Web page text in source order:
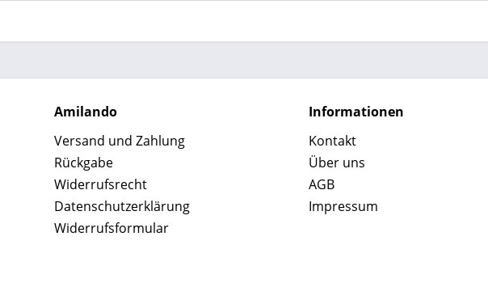
Amilando
Versand und Zahlung
Rückgabe
Widerrufsrecht
Datenschutzerklärung
Widerrufsformular
Informationen
Kontakt
Über uns
AGB
Impressum